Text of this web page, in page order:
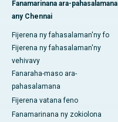
Fanamarinana ara-pahasalamana
any Chennai
Fijerena ny fahasalaman'ny fo
Fijerena ny fahasalaman'ny
vehivavy
Fanaraha-maso ara-
pahasalamana
Fijerena vatana feno
Fanamarinana ny zokiolona